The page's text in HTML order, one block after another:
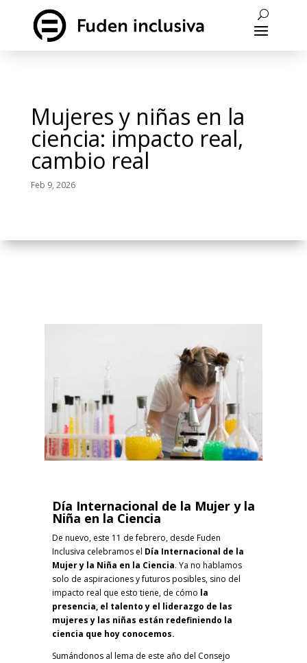
Mujeres y niñas en la
ciencia: impacto real,
cambio real
Feb 9, 2026
Día Internacional de la Mujer y la
Niña en la Ciencia
De nuevo, este 11 de febrero, desde Fuden
Inclusiva celebramos el Día Internacional de la
Mujer y la Niña en la Ciencia. Ya no hablamos
solo de aspiraciones y futuros posibles, sino del
impacto real que esto tiene, de cómo la
presencia, el talento y el liderazgo de las
mujeres y las niñas están redefiniendo la
ciencia que hoy conocemos.
Sumándonos al lema de este año del Consejo